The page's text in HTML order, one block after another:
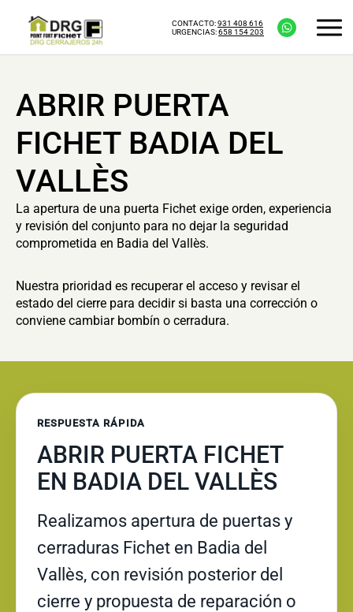
CONTACTO:931 408 616
URGENCIAS:658 154 203
ABRIR PUERTA
FICHET BADIA DEL
VALLÈS
La apertura de una puerta Fichet exige orden, experiencia
y revisión del conjunto para no dejar la seguridad
comprometida en Badia del Vallès.
Nuestra prioridad es recuperar el acceso y revisar el
estado del cierre para decidir si basta una corrección o
conviene cambiar bombín o cerradura.
RESPUESTA RÁPIDA
ABRIR PUERTA FICHET
EN BADIA DEL VALLÈS
Realizamos apertura de puertas y
cerraduras Fichet en Badia del
Vallès, con revisión posterior del
cierre y propuesta de reparación o